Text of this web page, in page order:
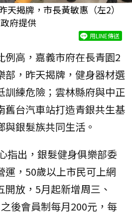
天揭牌，市長黃敏惠（左2）
府提供
用LINE傳送
例高，嘉義市府在長青園2
部，昨天揭牌，健身器材選
訓練危險；雲林縣府與中正
舊台汽車站打造青銀共生基
銀髮族共同生活。
指出，銀髮健身俱樂部委
運，50歲以上市民可上網
放，5月起新增周三、
後會員制每月200元，每